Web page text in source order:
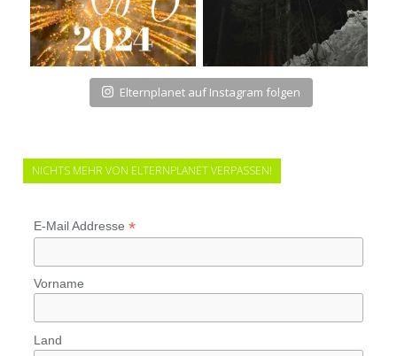
Elternplanet auf Instagram folgen
NICHTS MEHR VON ELTERNPLANET VERPASSEN!
E-Mail Addresse *
Vorname
Land